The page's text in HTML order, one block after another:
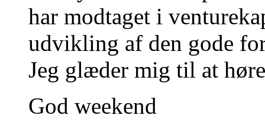
har modtaget i
udvikling af den gode
Jeg glæder mig til at
God weekend